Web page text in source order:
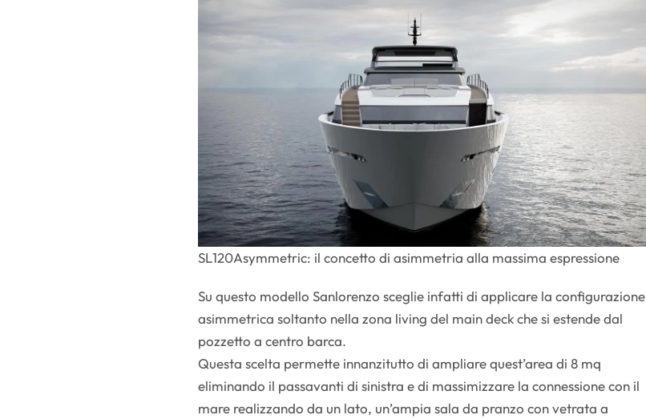
SL120Asymmetric: il concetto di asimmetria alla massima espressione
Su questo modello Sanlorenzo sceglie infatti di applicare la configurazione
asimmetrica soltanto nella zona living del main deck che si estende dal
pozzetto a centro barca.
Questa scelta permette innanzitutto di ampliare quest’area di 8 mq
eliminando il passavanti di sinistra e di massimizzare la connessione con il
mare realizzando da un lato, un’ampia sala da pranzo con vetrata a